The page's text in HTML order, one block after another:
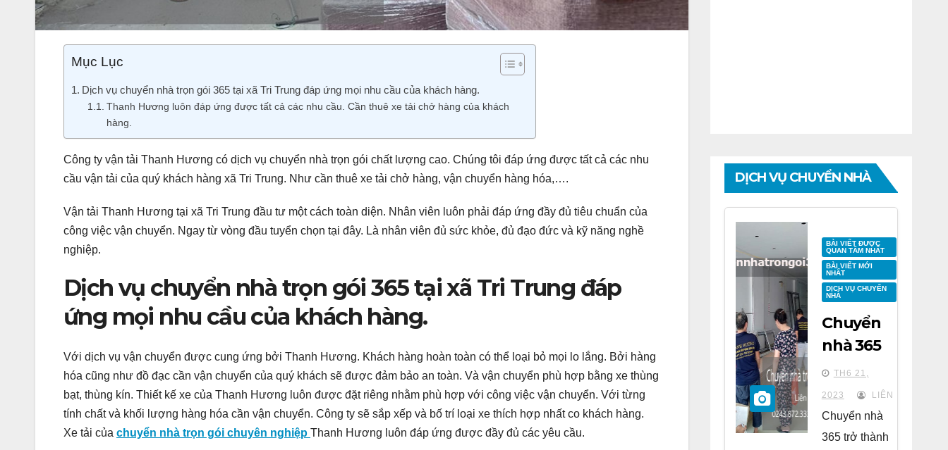
Mục Lục
Dịch vụ chuyển nhà trọn gói 365 tại xã Tri Trung đáp ứng mọi nhu cầu của khách hàng.
Thanh Hương luôn đáp ứng được tất cả các nhu cầu. Cần thuê xe tải chở hàng của khách
hàng.
Công ty vận tải Thanh Hương có dịch vụ chuyển nhà trọn gói chất lượng cao. Chúng tôi đáp ứng được tất cả các nhu
cầu vận tải của quý khách hàng xã Tri Trung. Như cần thuê xe tải chở hàng, vận chuyển hàng hóa,….
Vận tải Thanh Hương tại xã Tri Trung đầu tư một cách toàn diện. Nhân viên luôn phải đáp ứng đầy đủ tiêu chuẩn của
công việc vận chuyển. Ngay từ vòng đầu tuyển chọn tại đây. Là nhân viên đủ sức khỏe, đủ đạo đức và kỹ năng nghề
nghiệp.
Dịch vụ chuyển nhà trọn gói 365 tại xã Tri Trung đáp
ứng mọi nhu cầu của khách hàng.
Với dịch vụ vận chuyển được cung ứng bởi Thanh Hương. Khách hàng hoàn toàn có thể loại bỏ mọi lo lắng. Bởi hàng
hóa cũng như đồ đạc cần vận chuyển của quý khách sẽ được đảm bảo an toàn. Và vận chuyển phù hợp bằng xe thùng
bạt, thùng kín. Thiết kế xe của Thanh Hương luôn được đặt riêng nhằm phù hợp với công việc vận chuyển. Với từng
tính chất và khối lượng hàng hóa cần vận chuyển. Công ty sẽ sắp xếp và bố trí loại xe thích hợp nhất co khách hàng.
Xe tải của chuyển nhà trọn gói chuyên nghiệp Thanh Hương luôn đáp ứng được đầy đủ các yêu cầu.
DỊCH VỤ CHUYỂN NHÀ
BÀI VIẾT ĐƯỢC
QUAN TÂM NHẤT
BÀI VIẾT MỚI
NHẤT
DỊCH VỤ CHUYỂN
NHÀ
Chuyển
nhà 365
tại chung
cư BID
Residence
Tố Hữu
TH6 21,
2023 LIÊN
Chuyển nhà
365 trở thành